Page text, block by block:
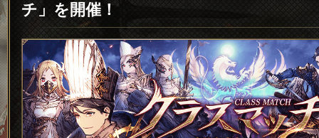
チ」を開催！